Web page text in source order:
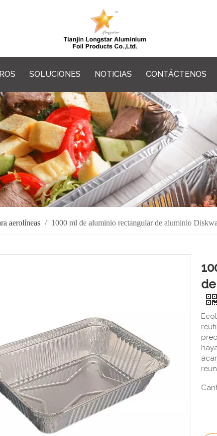
SOLUCIONES NOTICIAS CONTÁCTENOS
aerolíneas / 1000 ml de aluminio rectangular de aluminio